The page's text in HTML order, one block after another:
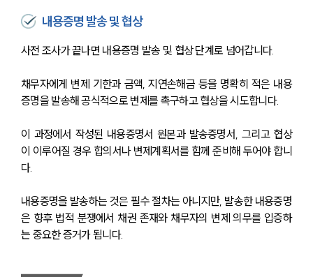
내용증명 발송 및 협상
사전 조사가 끝나면 내용증명 발송 및 협상 단계로 넘어갑니다.
채무자에게 변제 기한과 금액, 지연손해금 등을 명확히 적은 내용
증명을 발송해 공식적으로 변제를 촉구하고 협상을 시도합니다.
이 과정에서 작성된 내용증명서 원본과 발송증명서, 그리고 협상
이 이루어질 경우 합의서나 변제계획서를 함께 준비해 두어야 합니
다.
내용증명을 발송하는 것은 필수 절차는 아니지만, 발송한 내용증명
은 향후 법적 분쟁에서 채권 존재와 채무자의 변제 의무를 입증하
는 중요한 증거가 됩니다.